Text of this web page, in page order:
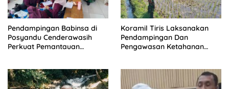
Pendampingan Babinsa di
Posyandu Cenderawasih
Perkuat Pemantauan
Koramil Tiris Laksanakan
Pendampingan Dan
Pengawasan Ketahanan